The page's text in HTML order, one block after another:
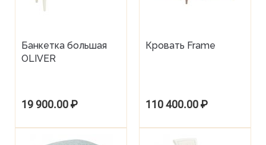
Банкетка большая
OLIVER
19 900.00₽
Кровать Frame
110 400.00₽